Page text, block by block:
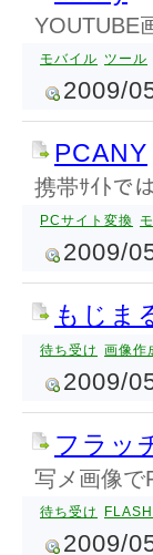
YOUTUBE
モバイル ツール
2009/
PCANY
携帯ｻｲﾄで
PCサイト変換
2009/
もじま
待ち受け 画像作
2009/
フラッ
写メ画像で
待ち受け
2009/